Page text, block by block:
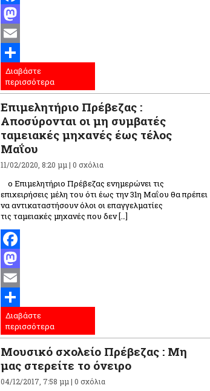
Facebook
Mastodon
Email
Μοιραστείτε
Διαβάστε
περισσότερα
Επιμελητήριο Πρέβεζας :
Αποσύρονται οι μη συμβατές
ταμειακές μηχανές έως τέλος
Μαΐου
11/02/2020, 8:20 μμ |0 σχόλια
ο Επιμελητήριο Πρέβεζας ενημερώνει τις
επιχειρήσεις μέλη του ότι έως την 31η Μαΐου θα πρέπει
να αντικαταστήσουν όλοι οι επαγγελματίες
τις ταμειακές μηχανές που δεν […]
Facebook
Mastodon
Email
Μοιραστείτε
Διαβάστε
περισσότερα
Μουσικό σχολείο Πρέβεζας : Μη
μας στερείτε το όνειρο
04/12/2017, 7:58 μμ |0 σχόλια